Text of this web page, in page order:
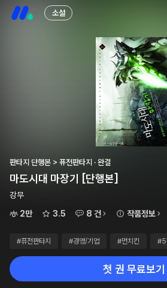
소설
판타지 단행본 > 퓨전판타지 · 완결
마도시대 마장기 [단행본]
강무
2만
3.5 8 건 작품정보
#퓨전판타지 #경영/기업 #먼치킨 #5
첫 권 무료보기